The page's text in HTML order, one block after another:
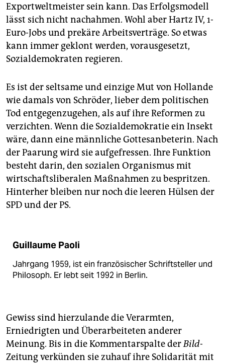
Exportweltmeister sein kann. Das Erfolgsmodell
lässt sich nicht nachahmen. Wohl aber Hartz IV, 1-
Euro-Jobs und prekäre Arbeitsverträge. So etwas
kann immer geklont werden, vorausgesetzt,
Sozialdemokraten regieren.
Es ist der seltsame und einzige Mut von Hollande
wie damals von Schröder, lieber dem politischen
Tod entgegenzugehen, als auf ihre Reformen zu
verzichten. Wenn die Sozialdemokratie ein Insekt
wäre, dann eine männliche Gottesanbeterin. Nach
der Paarung wird sie aufgefressen. Ihre Funktion
besteht darin, den sozialen Organismus mit
wirtschaftsliberalen Maßnahmen zu bespritzen.
Hinterher bleiben nur noch die leeren Hülsen der
SPD und der PS.
Guillaume Paoli
Jahrgang 1959, ist ein französischer Schriftsteller und
Philosoph. Er lebt seit 1992 in Berlin.
Gewiss sind hierzulande die Verarmten,
Erniedrigten und Überarbeiteten anderer
Meinung. Bis in die Kommentarspalte derBild-
Zeitung verkünden sie zuhauf ihre Solidarität mit